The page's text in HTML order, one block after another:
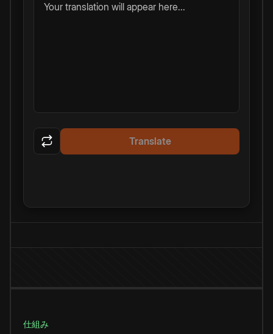
Your translation will appear here...
Translate
仕組み